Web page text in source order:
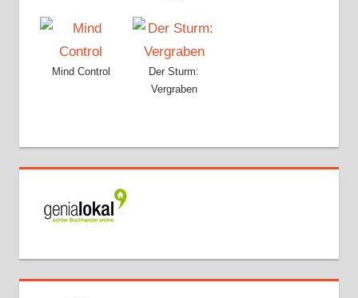
Mind Control
Der Sturm:
Vergraben